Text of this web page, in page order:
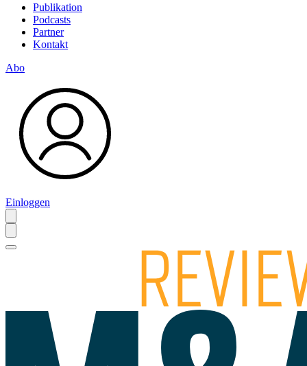
Publikation
Podcasts
Partner
Kontakt
Abo
Einloggen